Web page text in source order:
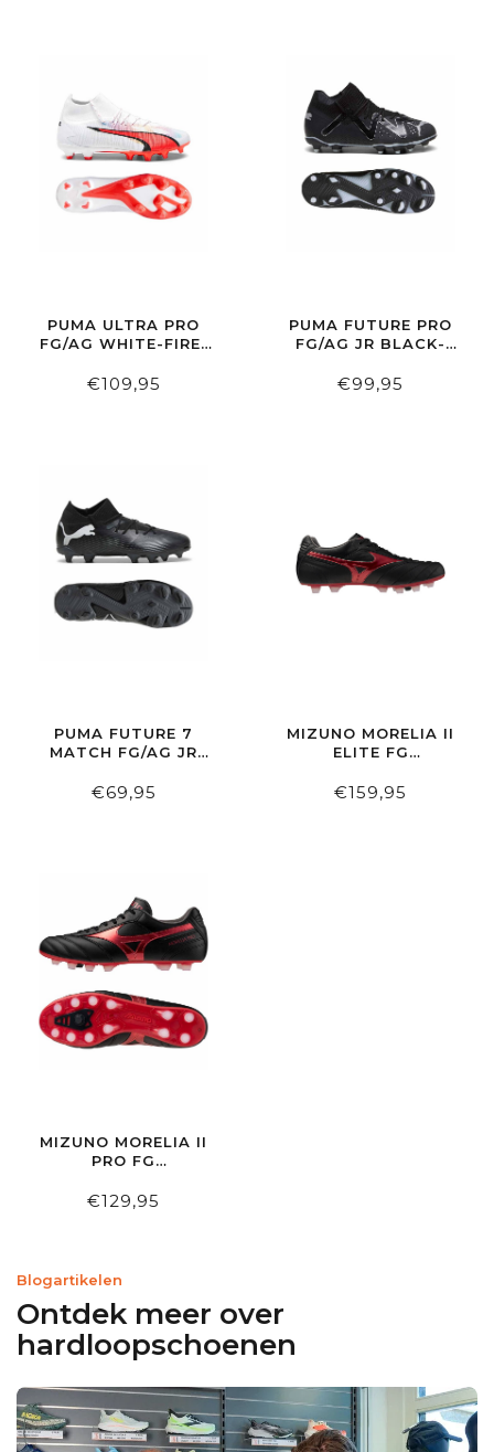
PUMA ULTRA PRO
FG/AG WHITE-FIRE-
€109,95
PUMA FUTURE PRO
FG/AG JR BLACK-
€99,95
PUMA FUTURE 7
MATCH FG/AG JR
€69,95
MIZUNO MORELIA II
ELITE FG
€159,95
MIZUNO MORELIA II
PRO FG
€129,95
Blogartikelen
Ontdek meer over
hardloopschoenen